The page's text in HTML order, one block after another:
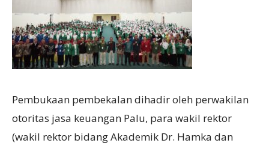
Pembukaan pembekalan dihadir oleh perwakilan
otoritas jasa keuangan Palu, para wakil rektor
(wakil rektor bidang Akademik Dr. Hamka dan